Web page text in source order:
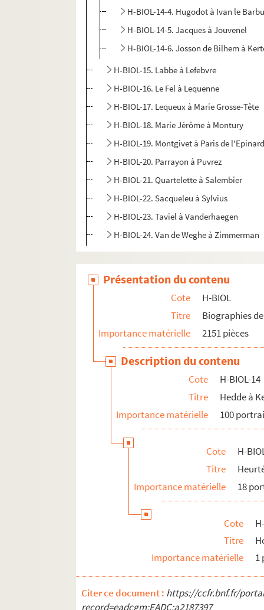
H-BIOL-14-4. Hugodot à Ivan le
H-BIOL-14-5. Jacques à Jouvenel
H-BIOL-14-6. Josson de Bilhem à
H-BIOL-15. Labbe à Lefebvre
H-BIOL-16. Le Fel à Lequenne
H-BIOL-17. Lequeux à Marie Grosse-Tête
H-BIOL-18. Marie Jérôme à Montury
H-BIOL-19. Montgivet à Paris de
H-BIOL-20. Parrayon à Puvrez
H-BIOL-21. Quartelette à Salembier
H-BIOL-22. Sacqueleu à Sylvius
H-BIOL-23. Taviel à Vanderhaegen
H-BIOL-24. Van de Weghe à Zimmerman
Présentation du contenu
Cote
H-BIOL
Titre
Biographies
Importance matérielle
2151 pièces
Description du contenu
Cote
H-BIOL-14
Titre
Hedde à
Importance matérielle
100
Cote
H-
Titre
Importance matérielle
18
Cote
Titre
Importance matérielle
1
Citer ce document : https://ccfr.bnf.fr/
record=eadcgm:EADC:a2187397